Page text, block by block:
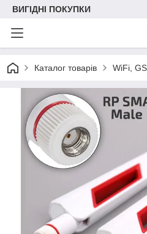
ВИГІДНІ ПОКУПКИ
Каталог товарів WiFi,